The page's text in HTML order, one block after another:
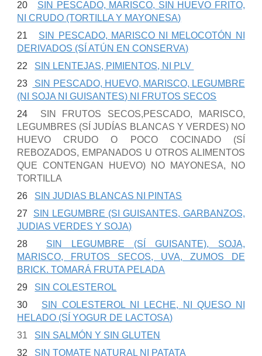
20 SIN PESCADO, MARISCO, SIN HUEVO FRITO,
NI CRUDO (TORTILLA Y MAYONESA)
21 SIN PESCADO, MARISCO NI MELOCOTÓN NI
DERIVADOS (SÍ ATÚN EN CONSERVA)
22
SIN LENTEJAS, PIMIENTOS, NI PLV
23
SIN PESCADO, HUEVO, MARISCO, LEGUMBRE
(NI SOJA NI GUISANTES) NI FRUTOS SECOS
24 SIN FRUTOS SECOS,PESCADO, MARISCO,
LEGUMBRES (SÍ JUDÍAS BLANCAS Y VERDES) NO
HUEVO CRUDO O POCO COCINADO (SÍ
REBOZADOS, EMPANADOS U OTROS ALIMENTOS
QUE CONTENGAN HUEVO) NO MAYONESA, NO
TORTILLA
26 SIN JUDIAS BLANCAS NI PINTAS
27 SIN LEGUMBRE (SI GUISANTES, GARBANZOS,
JUDIAS VERDES Y SOJA)
28 SIN LEGUMBRE (SÍ GUISANTE), SOJA,
MARISCO, FRUTOS SECOS, UVA, ZUMOS DE
BRICK. TOMARÁ FRUTA PELADA
29 SIN COLESTEROL
30 SIN COLESTEROL NI LECHE, NI QUESO NI
HELADO (SÍ YOGUR DE LACTOSA)
31 SIN SALMÓN Y SIN GLUTEN
32 SIN TOMATE NATURAL NI PATATA